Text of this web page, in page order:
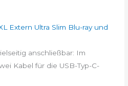
Extern Ultra Slim Blu-ray und
anschließbar: Im
Kabel für die USB-Typ-C-